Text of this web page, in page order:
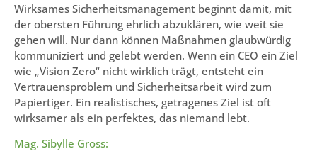
Wirksames Sicherheitsmanagement beginnt damit, mit
der obersten Führung ehrlich abzuklären, wie weit sie
gehen will. Nur dann können Maßnahmen glaubwürdig
kommuniziert und gelebt werden. Wenn ein CEO ein Ziel
wie „Vision Zero“ nicht wirklich trägt, entsteht ein
Vertrauensproblem und Sicherheitsarbeit wird zum
Papiertiger. Ein realistisches, getragenes Ziel ist oft
wirksamer als ein perfektes, das niemand lebt.
Mag. Sibylle Gross: